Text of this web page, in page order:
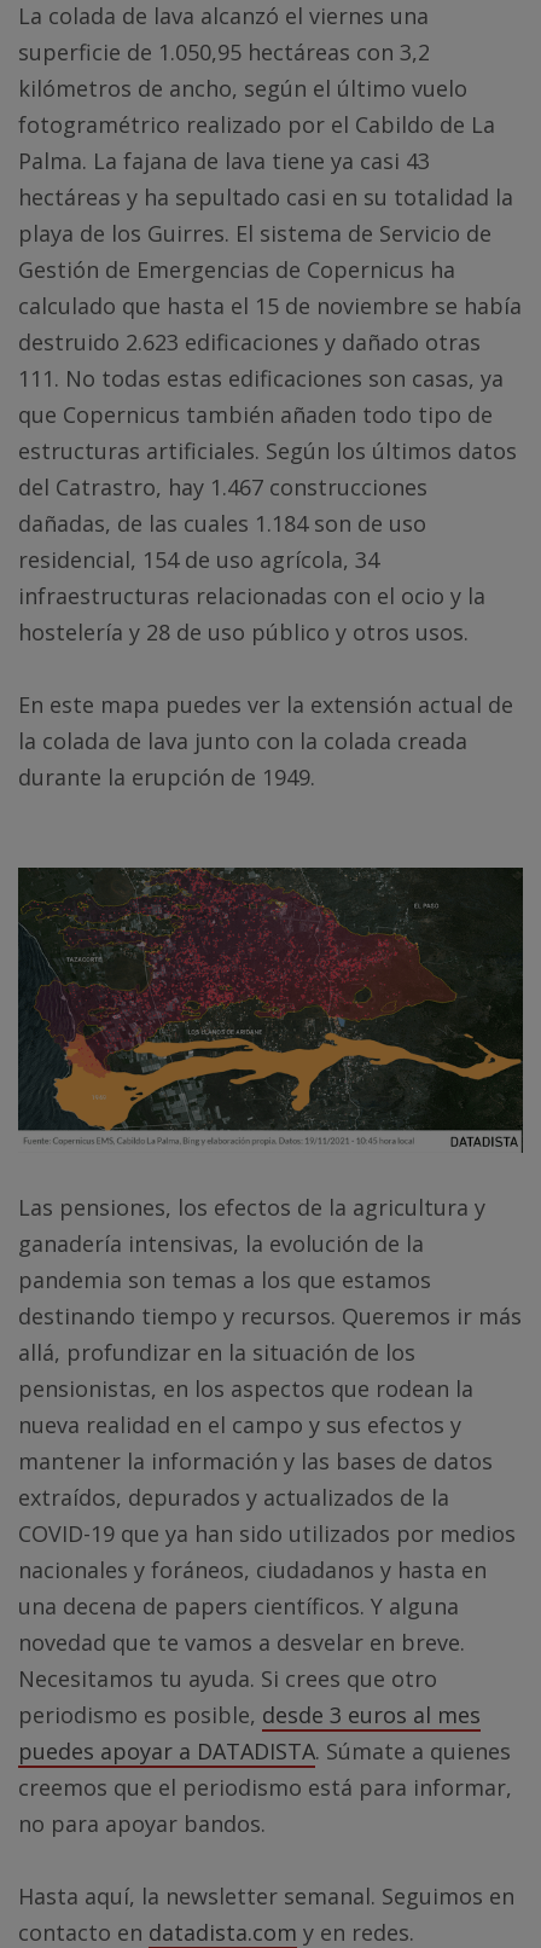
La colada de lava alcanzó el viernes una
superficie de 1.050,95 hectáreas con 3,2
kilómetros de ancho, según el último vuelo
fotogramétrico realizado por el Cabildo de La
Palma. La fajana de lava tiene ya casi 43
hectáreas y ha sepultado casi en su totalidad la
playa de los Guirres. El sistema de Servicio de
Gestión de Emergencias de Copernicus ha
calculado que hasta el 15 de noviembre se había
destruido 2.623 edificaciones y dañado otras
111. No todas estas edificaciones son casas, ya
que Copernicus también añaden todo tipo de
estructuras artificiales. Según los últimos datos
del Catrastro, hay 1.467 construcciones
dañadas, de las cuales 1.184 son de uso
residencial, 154 de uso agrícola, 34
infraestructuras relacionadas con el ocio y la
hostelería y 28 de uso público y otros usos.
En este mapa puedes ver la extensión actual de
la colada de lava junto con la colada creada
durante la erupción de 1949.
Las pensiones, los efectos de la agricultura y
ganadería intensivas, la evolución de la
pandemia son temas a los que estamos
destinando tiempo y recursos. Queremos ir más
allá, profundizar en la situación de los
pensionistas, en los aspectos que rodean la
nueva realidad en el campo y sus efectos y
mantener la información y las bases de datos
extraídos, depurados y actualizados de la
COVID-19 que ya han sido utilizados por medios
nacionales y foráneos, ciudadanos y hasta en
una decena de papers científicos. Y alguna
novedad que te vamos a desvelar en breve.
Necesitamos tu ayuda. Si crees que otro
periodismo es posible, desde 3 euros al mes
puedes apoyar a DATADISTA. Súmate a quienes
creemos que el periodismo está para informar,
no para apoyar bandos.
Hasta aquí, la newsletter semanal. Seguimos en
contacto en datadista.com y en redes.